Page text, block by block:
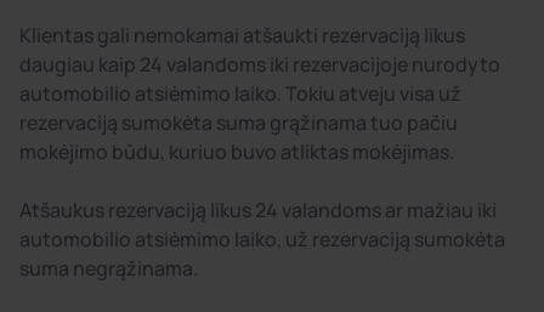
Klientas gali nemokamai atšaukti rezervaciją likus
daugiau kaip 24 valandoms iki rezervacijoje nurodyto
automobilio atsiėmimo laiko. Tokiu atveju visa už
rezervaciją sumokėta suma grąžinama tuo pačiu
mokėjimo būdu, kuriuo buvo atliktas mokėjimas.
Atšaukus rezervaciją likus 24 valandoms ar mažiau iki
automobilio atsiėmimo laiko, už rezervaciją sumokėta
suma negrąžinama.